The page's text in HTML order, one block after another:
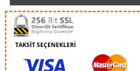
TAKSİT SEÇENEKLERİ